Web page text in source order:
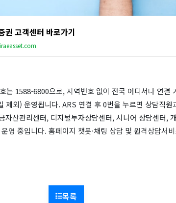
권 고객센터 바로가기
는 1588-6800으로, 지역번호 없이 전국 어디서나 연결
제외) 운영됩니다. ARS 연결 후 0번을 누르면 상담직원
자산관리센터, 디지털투자상담센터, 시니어 상담센터,
영 중입니다. 홈페이지 챗봇·채팅 상담 및 원격상담서
목록